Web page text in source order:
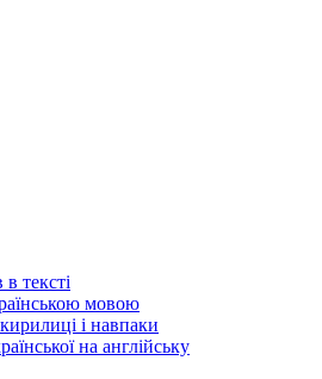
в тексті
мовою
і навпаки
на англійську